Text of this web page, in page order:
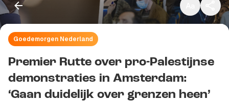
Goedemorgen Nederland
Premier Rutte over pro-Palestijnse
demonstraties in Amsterdam:
‘Gaan duidelijk over grenzen heen’